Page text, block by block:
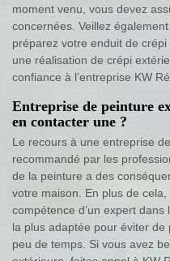
moment venu, vous devez
concernées. Veillez
préparez votre enduit de
une réalisation de crépi
confiance à l’entreprise KW
Entreprise de peinture
en contacter une ?
Le recours à une entreprise
recommandé par les
de la peinture a des
votre maison. En plus de
compétence d’un expert
la plus adaptée pour éviter
peu de temps. Si vous avez